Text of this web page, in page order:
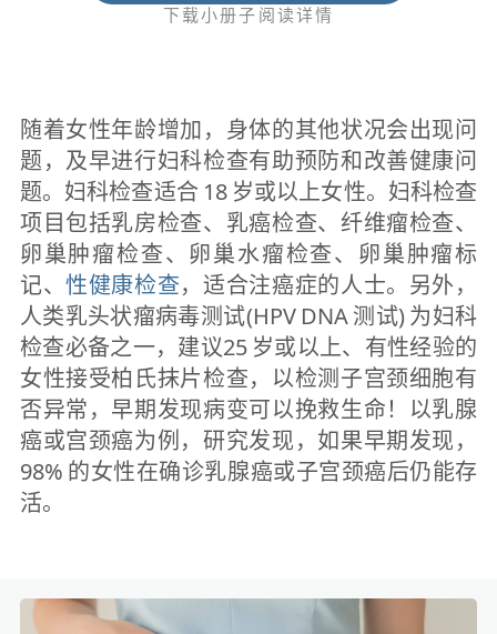
下载小册子阅读详情
随着女性年龄增加，身体的其他状况会出现问
题，及早进行妇科检查有助预防和改善健康问
题。妇科检查适合 18 岁或以上女性。妇科检查
项目包括乳房检查、乳癌检查、纤维瘤检查、
卵巢肿瘤检查、卵巢水瘤检查、卵巢肿瘤标
记、性健康检查，适合注癌症的人士。另外，
人类乳头状瘤病毒测试(HPV DNA 测试) 为妇科
检查必备之一，建议25 岁或以上、有性经验的
女性接受柏氏抹片检查，以检测子宫颈细胞有
否异常，早期发现病变可以挽救生命！以乳腺
癌或宫颈癌为例，研究发现，如果早期发现，
98% 的女性在确诊乳腺癌或子宫颈癌后仍能存
活。